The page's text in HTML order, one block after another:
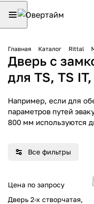
Главная Каталог Rittal
Дверь с
для TS, TS IT,
Например, если для
параметров путей
800 мм используются
Все фильтры
Цена по запросу
Дверь 2-х створчатая,